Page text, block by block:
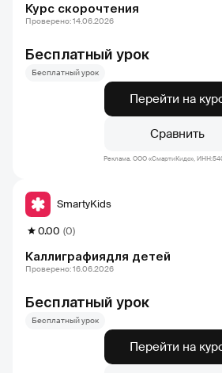
Курс скорочтения
Бесплатный урок
Проверено: 14.06.2026
Бесплатный урок
Перейти на
Сравнить
Реклама. ООО «СмартиКидс»,
Каллиграфиядля детей
0.00 (0)
SmartyKids
Бесплатный урок
Проверено: 16.06.2026
Бесплатный урок
Перейти на